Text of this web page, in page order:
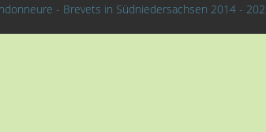
- Brevets in Südniedersachsen 2014 -